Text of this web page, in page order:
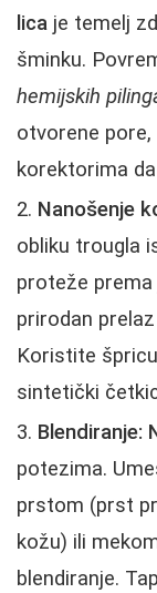
lica je temelj
šminku.
hemijskih
otvorene
korektorima
Nanošenje
obliku trougla
proteže prema
prirodan
Koristite
sintetički
Blendiranje:
potezima.
prstom (prst
kožu) ili
blendiranje.